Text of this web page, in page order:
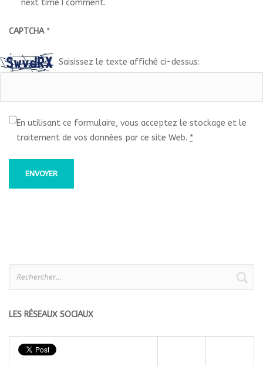
next time I comment.
CAPTCHA *
Saisissez le texte affiché ci-dessus:
En utilisant ce formulaire, vous acceptez le stockage et le
traitement de vos données par ce site Web. *
LES RÉSEAUX SOCIAUX